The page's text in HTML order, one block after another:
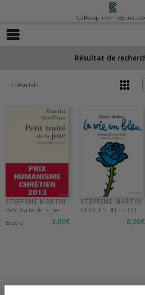
Résultat de
3 résultats
STEFFENS MARTIN
Petit traité de la joie
Broché 3,00€
STEFFENS MARTIN
LA VIE EN BLEU - POURQUOI LA VIE EST BEL
6,00€